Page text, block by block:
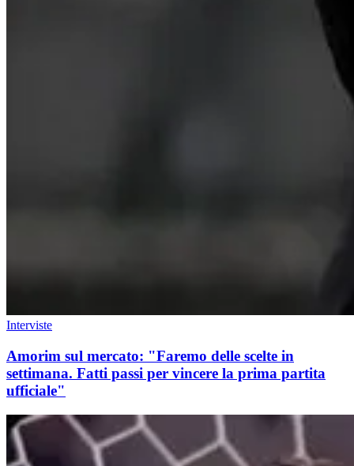
Interviste
Amorim sul mercato: "Faremo delle scelte in
settimana. Fatti passi per vincere la prima partita
ufficiale"